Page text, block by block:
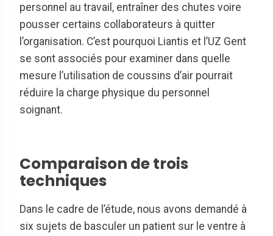
personnel au travail, entraîner des chutes voire
pousser certains collaborateurs à quitter
l’organisation. C’est pourquoi Liantis et l’UZ Gent
se sont associés pour examiner dans quelle
mesure l’utilisation de coussins d’air pourrait
réduire la charge physique du personnel
soignant.
Comparaison de trois
techniques
Dans le cadre de l’étude, nous avons demandé à
six sujets de basculer un patient sur le ventre à